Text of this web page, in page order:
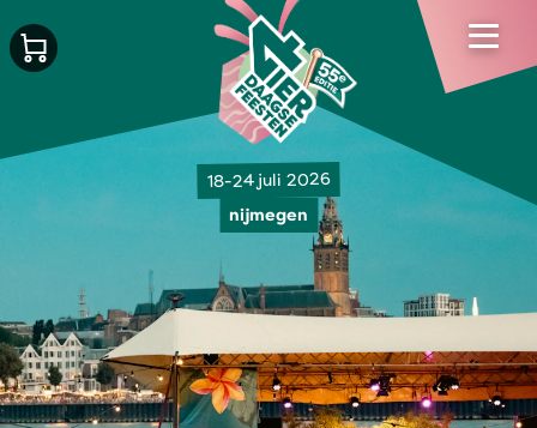
18-24 juli 2026
nijmegen